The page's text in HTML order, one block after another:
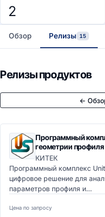
2
Обзор Релизы 15
Релизы продуктов
←
Программный
геометрии профиля
КИТЕК
Программный комплекс
цифровое решение для
параметров профиля и...
Цена по запросу